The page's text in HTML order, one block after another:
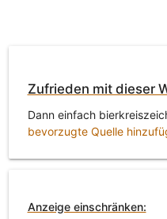
Zufrieden mit dieser
Dann einfach
bevorzugte Quelle
Anzeige einschränken: